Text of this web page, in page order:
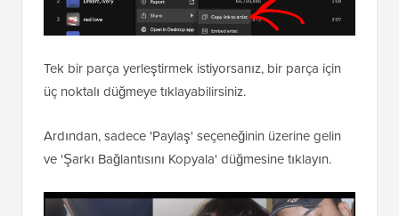
Tek bir parça yerleştirmek istiyorsanız, bir parça için
üç noktalı düğmeye tıklayabilirsiniz.
Ardından, sadece 'Paylaş' seçeneğinin üzerine gelin
ve 'Şarkı Bağlantısını Kopyala' düğmesine tıklayın.